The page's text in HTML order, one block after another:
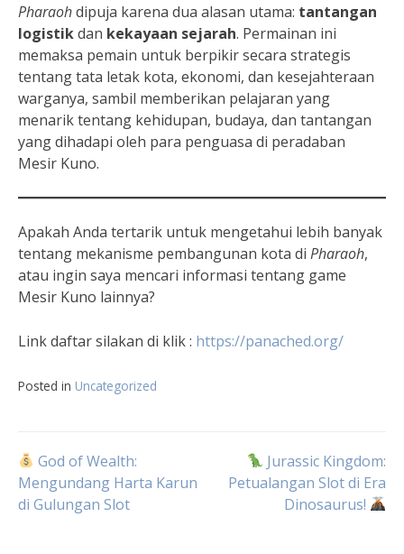
Pharaohdipuja karena dua alasan utama: tantangan
logistikdan kekayaan sejarah. Permainan ini
memaksa pemain untuk berpikir secara strategis
tentang tata letak kota, ekonomi, dan kesejahteraan
warganya, sambil memberikan pelajaran yang
menarik tentang kehidupan, budaya, dan tantangan
yang dihadapi oleh para penguasa di peradaban
Mesir Kuno.
Apakah Anda tertarik untuk mengetahui lebih banyak
tentang mekanisme pembangunan kota di Pharaoh,
atau ingin saya mencari informasi tentang game
Mesir Kuno lainnya?
Link daftar silakan di klik : https://panached.org/
Posted in Uncategorized
Navigasi
pos
God of Wealth:
Mengundang Harta Karun
di Gulungan Slot
Jurassic Kingdom:
Petualangan Slot di Era
Dinosaurus!